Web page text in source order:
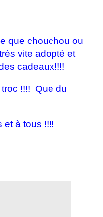
que chouchou ou
vite adopté et
cadeaux!!!!
!!!! Que du
et à tous !!!!